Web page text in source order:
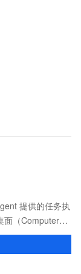
提供的任务执
面（Computer
）全覆盖的安
强大算力实现智